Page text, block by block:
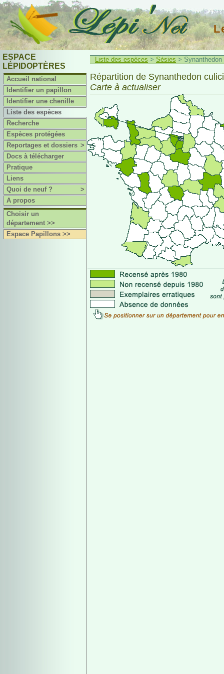
ESPACE
LÉPIDOPTÈRES
Accueil national
Identifier un papillon
Identifier une chenille
Liste des espèces
Recherche
Espèces protégées
Reportages et dossiers >
Docs à télécharger
Pratique
Liens
Quoi de neuf ?
>
A propos
Choisir un
département >>
Espace Papillons >>
Liste des espèces > Sésies >
Répartition de Synanthedon
Carte à actualiser